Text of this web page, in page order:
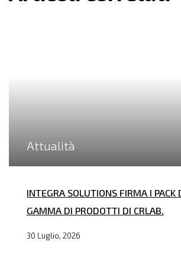
Attualità
INTEGRA SOLUTIONS FIRMA I PACK
GAMMA DI PRODOTTI DI CRLAB.
30 Luglio, 2026